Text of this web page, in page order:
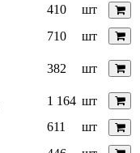
410
шт
710
шт
382
шт
1 164 шт
611
шт